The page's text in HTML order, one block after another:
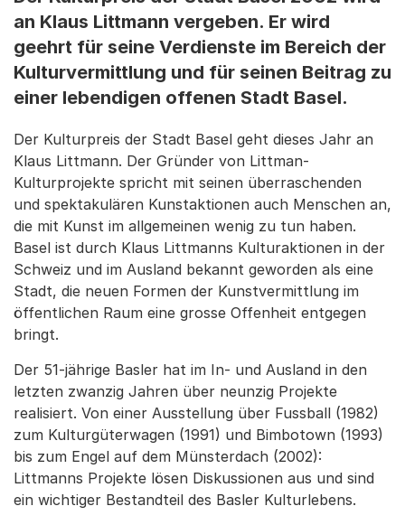
an Klaus Littmann vergeben. Er wird
geehrt für seine Verdienste im Bereich der
Kulturvermittlung und für seinen Beitrag zu
einer lebendigen offenen Stadt Basel.
Der Kulturpreis der Stadt Basel geht dieses Jahr an
Klaus Littmann. Der Gründer von Littman-
Kulturprojekte spricht mit seinen überraschenden
und spektakulären Kunstaktionen auch Menschen an,
die mit Kunst im allgemeinen wenig zu tun haben.
Basel ist durch Klaus Littmanns Kulturaktionen in der
Schweiz und im Ausland bekannt geworden als eine
Stadt, die neuen Formen der Kunstvermittlung im
öffentlichen Raum eine grosse Offenheit entgegen
bringt.
Der 51-jährige Basler hat im In- und Ausland in den
letzten zwanzig Jahren über neunzig Projekte
realisiert. Von einer Ausstellung über Fussball (1982)
zum Kulturgüterwagen (1991) und Bimbotown (1993)
bis zum Engel auf dem Münsterdach (2002):
Littmanns Projekte lösen Diskussionen aus und sind
ein wichtiger Bestandteil des Basler Kulturlebens.